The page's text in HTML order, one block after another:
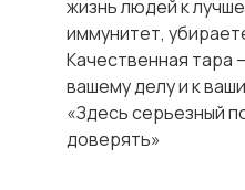
жизнь людей к
иммунитет,
Качественная тара
вашему делу и к
«Здесь серьезный
доверять»